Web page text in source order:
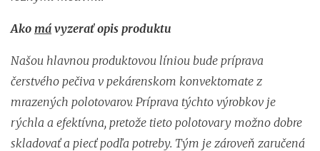
Ako má vyzerať opis produktu
Našou hlavnou produktovou líniou bude príprava
čerstvého pečiva v pekárenskom konvektomate z
mrazených polotovarov. Príprava týchto výrobkov je
rýchla a efektívna, pretože tieto polotovary možno dobre
skladovať a piecť podľa potreby. Tým je zároveň zaručená